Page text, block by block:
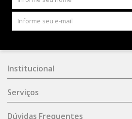
Institucional
Serviços
Dúvidas Frequentes